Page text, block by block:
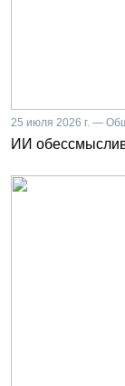
25 июля 2026 г. —
ИИ